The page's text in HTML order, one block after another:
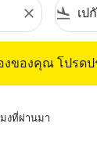
close flight_land
ของคุณ โปรด
งที่ผ่านมา